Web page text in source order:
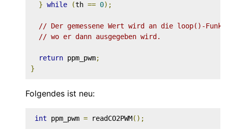
} while (th == 0);
// Der gemessene Wert wird an die loop()-
// wo er dann ausgegeben wird.
return ppm_pwm;
}
Folgendes ist neu:
int ppm_pwm = readCO2PWM();